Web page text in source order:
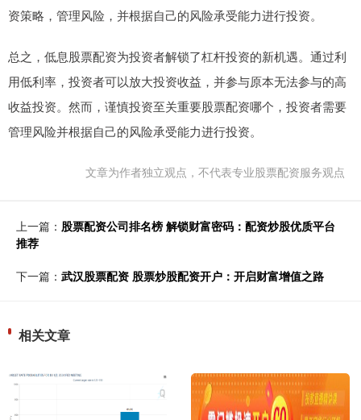
资策略，管理风险，并根据自己的风险承受能力进行投资。
总之，低息股票配资为投资者解锁了杠杆投资的新机遇。通过利
用低利率，投资者可以放大投资收益，并参与原本无法参与的高
收益投资。然而，谨慎投资至关重要股票配资哪个，投资者需要
管理风险并根据自己的风险承受能力进行投资。
文章为作者独立观点，不代表专业股票配资服务观点
上一篇： 股票配资公司排名榜 解锁财富密码：配资炒股优质平台
推荐
下一篇： 武汉股票配资 股票炒股配资开户：开启财富增值之路
相关文章